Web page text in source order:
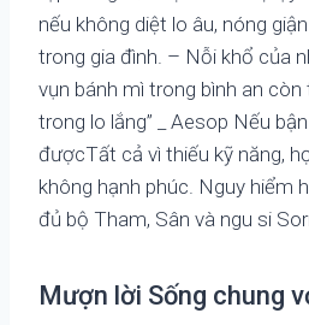
nếu không diệt lo âu, nóng
trong gia đình. – Nỗi khổ của
vụn bánh mì trong bình an
trong lo lắng” _ Aesop Nếu
đượcTất cả vì thiếu kỹ năng,
không hạnh phúc. Nguy hiểm
đủ bộ Tham, Sân và ngu si
Mượn lời Sống chung